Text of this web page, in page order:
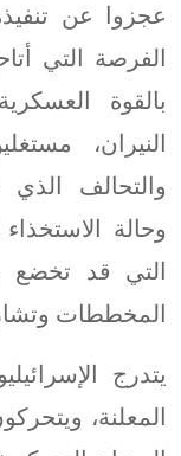
عجزوا عن
الفرصة التي
بالقوة
النيران،
والتحالف
وحالة
التي قد تخضع
المخططات
يتدرج
المعلنة،